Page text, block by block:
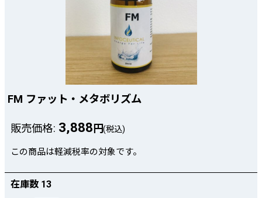
FM ファット・メタボリズム
販売価格: 3,888 円(税込)
この商品は軽減税率の対象です。
在庫数 13